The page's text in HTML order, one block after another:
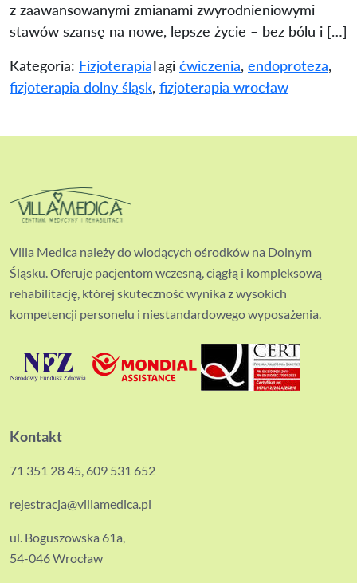
z zaawansowanymi zmianami zwyrodnieniowymi
stawów szansę na nowe, lepsze życie – bez bólu i […]
Kategoria: FizjoterapiaTagi ćwiczenia, endoproteza,
fizjoterapia dolny śląsk, fizjoterapia wrocław
Villa Medica należy do wiodących ośrodków na Dolnym
Śląsku. Oferuje pacjentom wczesną, ciągłą i kompleksową
rehabilitację, której skuteczność wynika z wysokich
kompetencji personelu i niestandardowego wyposażenia.
Kontakt
71 351 28 45, 609 531 652
rejestracja@villamedica.pl
ul. Boguszowska 61a,
54-046 Wrocław